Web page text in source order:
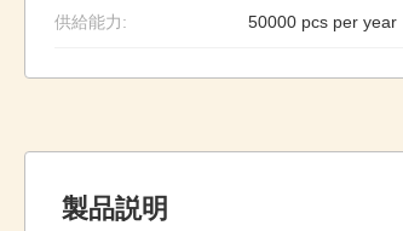
供給能力: 50000 pcs per year
製品説明